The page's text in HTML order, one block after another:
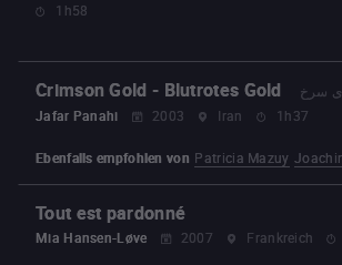
1h58
Crimson Gold - Blutrotes Gold
سرخ
Jafar Panahi
2003 Iran 1h37
Ebenfalls empfohlen von Patricia Mazuy
Tout est pardonné
Mia Hansen-Løve 2007 Frankreich